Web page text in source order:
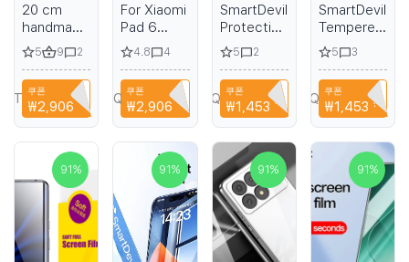
20 cm
handmade
fashion
heels
striped
platform
sexy
dancer
shoes 8
Roman
heeled
summer
sandals
5 9 2
쿠폰
₩2,906 할인
For Xiaomi
Pad 6
Screen
Protector
Tempered
Glass
2023
Xiaomi Mi
Pad 6 Pro
Tablet
Protective
Film 11in
Xiaomi Mi
Pad 6
Protector
4.8 4
쿠폰
₩2,906 할인
N2AQEDC511KN
SmartDevil
Protective
Film for
VIVO
iQOO 13
HD Matte
Film from
Tempered
Glass for
Privacy
Fingerprint
Protection
Full
Coverage
5 2
쿠폰
₩1,453 할인
CYPQ3XAVLEH8
SmartDevil
Tempered
Glass Film
for POCO
F5 Pro
Xiaomi 13
Protective
Screen
Film Full
Coverage
Transparent
Fingerprint
Protection
with
Installation
5 3
쿠폰
₩1,453 할인
CYPQ3XAVLEH8
91% 91% 91% 91%